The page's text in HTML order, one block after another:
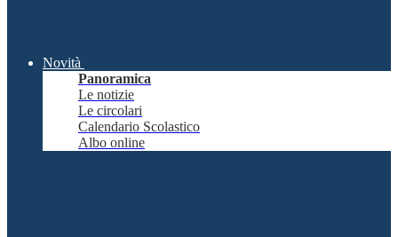
Novità
Panoramica
Le notizie
Le circolari
Calendario Scolastico
Albo online